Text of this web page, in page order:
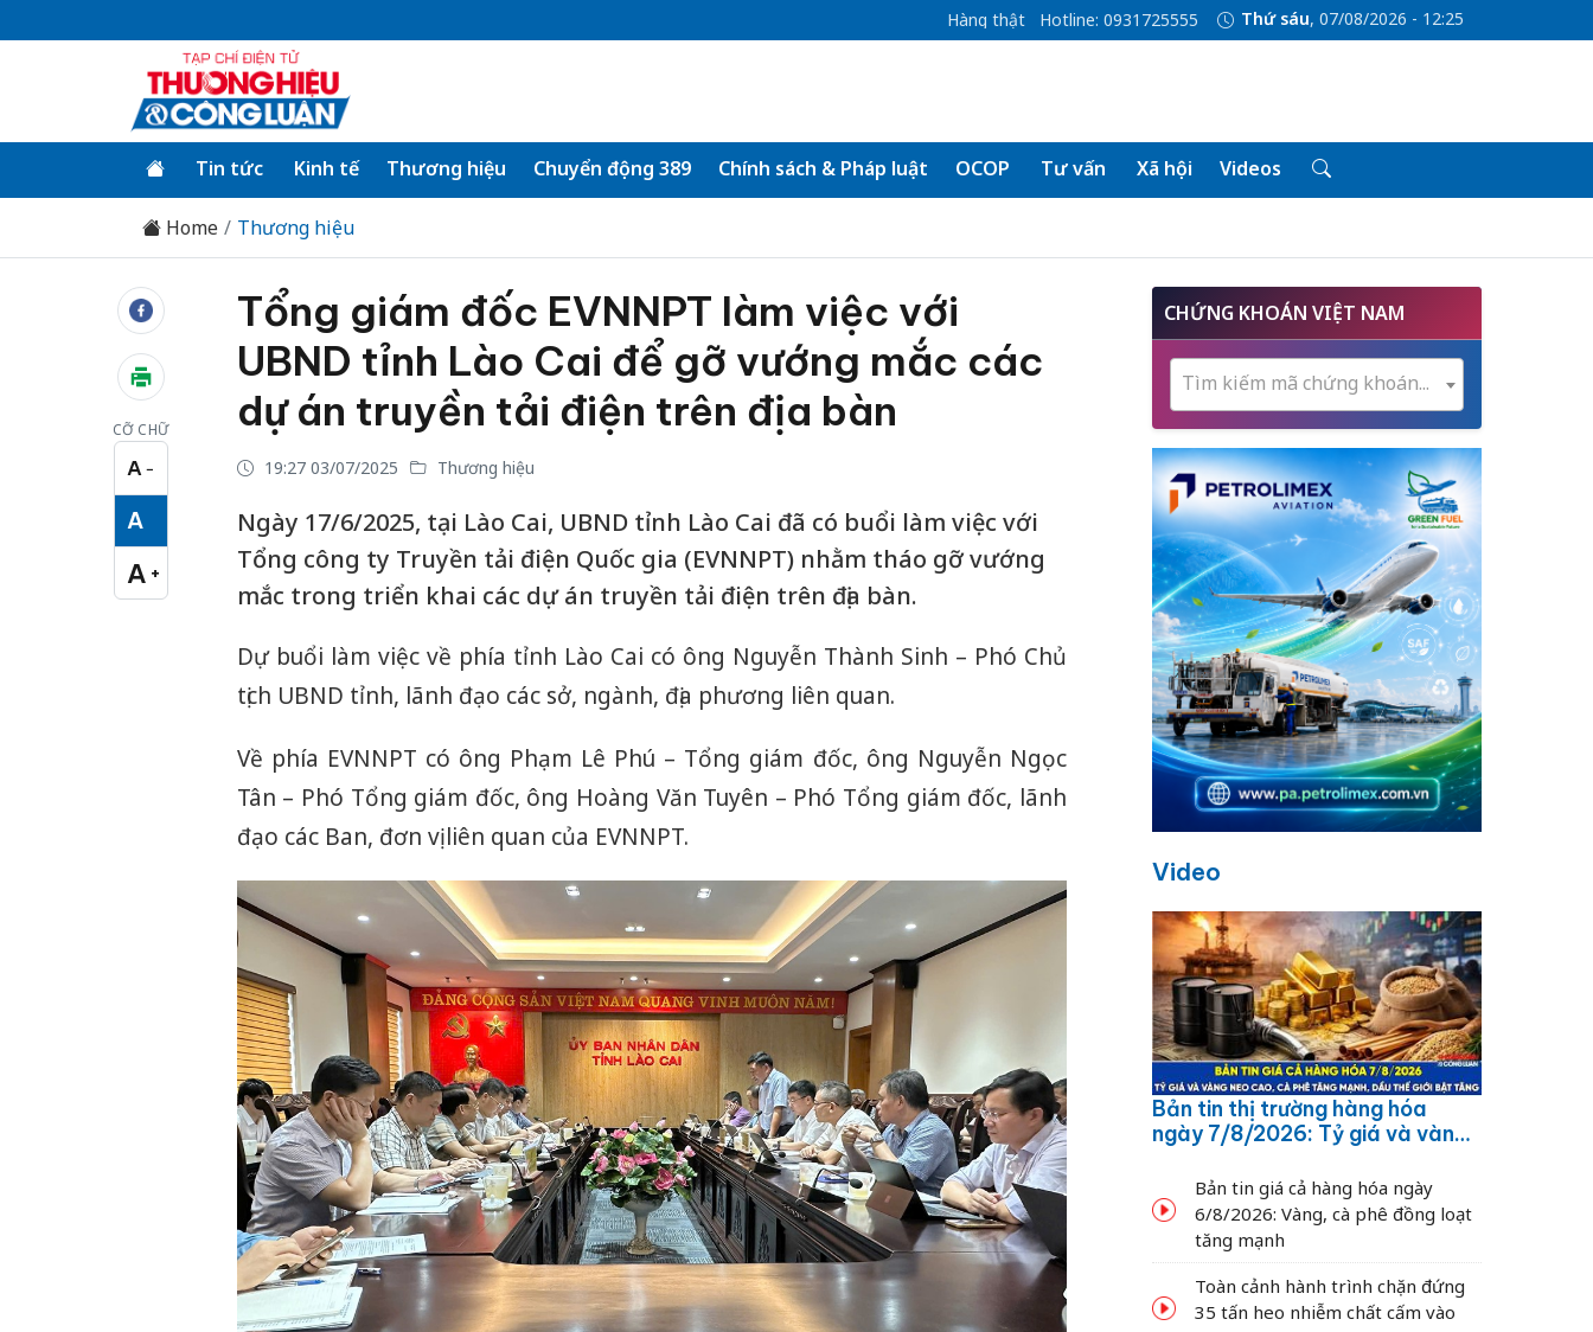
Hàng thật Hotline: 0931725555 Thứ sáu, 07/08/2026 - 12:25
Tin tức Kinh tế Thương hiệu Chuyển động 389 Chính sách & Pháp luật OCOP Tư vấn Xã hội Videos
Home Thương hiệu
CỠ CHỮ
A −
Cỡ chữ nhỏ
A
Cỡ chữ vừa
A +
Cỡ chữ lớn
Tổng giám đốc EVNNPT làm việc với
UBND tỉnh Lào Cai để gỡ vướng mắc các
dự án truyền tải điện trên địa bàn
19:27 03/07/2025 Thương hiệu
Ngày 17/6/2025, tại Lào Cai, UBND tỉnh Lào Cai đã có buổi làm việc với
Tổng công ty Truyền tải điện Quốc gia (EVNNPT) nhằm tháo gỡ vướng
mắc trong triển khai các dự án truyền tải điện trên địa bàn.
Dự buổi làm việc về phía tỉnh Lào Cai có ông Nguyễn Thành Sinh – Phó Chủ
tịch UBND tỉnh, lãnh đạo các sở, ngành, địa phương liên quan.
Về phía EVNNPT có ông Phạm Lê Phú – Tổng giám đốc, ông Nguyễn Ngọc
Tân – Phó Tổng giám đốc, ông Hoàng Văn Tuyên – Phó Tổng giám đốc, lãnh
đạo các Ban, đơn vị liên quan của EVNNPT.
CHỨNG KHOÁN VIỆT NAM
Tìm kiếm mã chứng khoán...
Video
Bản tin thị trường hàng hóa
ngày 7/8/2026: Tỷ giá và vàng
dầu thế giới bật tăng
Bản tin giá cả hàng hóa ngày
6/8/2026: Vàng, cà phê đồng loạt
tăng mạnh
Toàn cảnh hành trình chặn đứng
35 tấn heo nhiễm chất cấm vào